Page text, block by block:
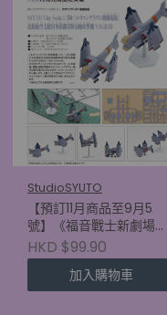
StudioSYUTO
【預訂11月商品至9月5
號】《福音戰士新劇場
版》SYUTO Tiny Scale
1/350 近距航空支援用垂
直起降對地攻擊機 YAGR-
3B (4580620730717)
HKD $99.90
加入購物車